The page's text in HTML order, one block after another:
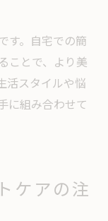
す。自宅での簡
ことで、より美
活スタイルや悩
に組み合わせて
ケアの注